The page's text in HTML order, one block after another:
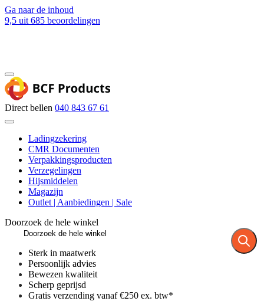
Ga naar de inhoud
9,5 uit 685 beoordelingen
Direct bellen 040 843 67 61
Ladingzekering
CMR Documenten
Verpakkingsproducten
Verzegelingen
Hijsmiddelen
Magazijn
Outlet | Aanbiedingen | Sale
Doorzoek de hele winkel
Sterk in maatwerk
Persoonlijk advies
Bewezen kwaliteit
Scherp geprijsd
Gratis verzending vanaf €250 ex. btw*